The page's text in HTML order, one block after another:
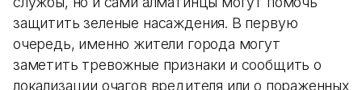
защитить зеленые насаждения. В первую
очередь, именно жители города могут
заметить тревожные признаки и сообщить о
локализации очагов вредителя или о пораженных